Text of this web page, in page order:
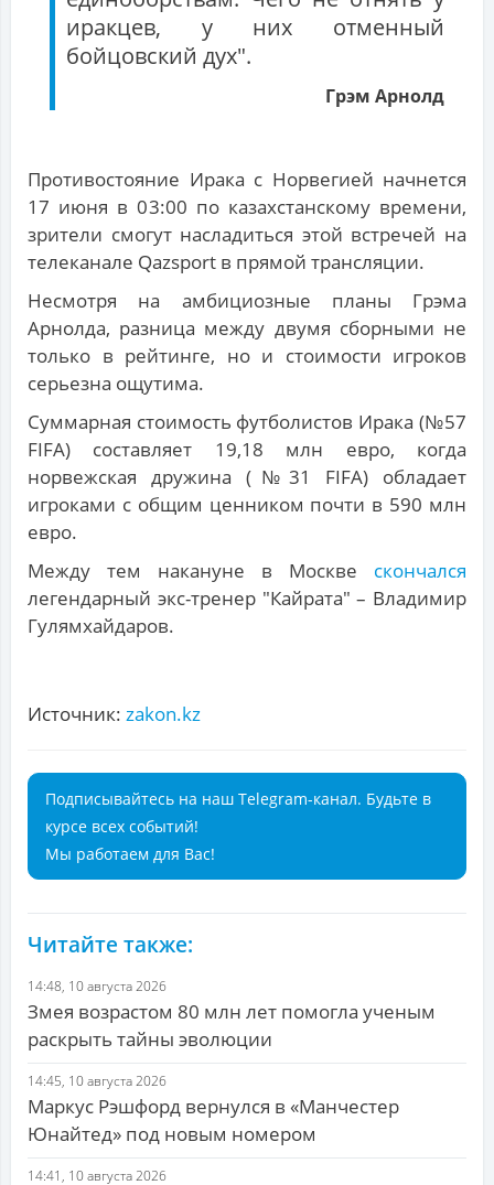
иракцев, у них отменный
бойцовский дух".
Грэм Арнолд
Противостояние Ирака с Норвегией начнется
17 июня в 03:00 по казахстанскому времени,
зрители смогут насладиться этой встречей на
телеканале Qazsport в прямой трансляции.
Несмотря на амбициозные планы Грэма
Арнолда, разница между двумя сборными не
только в рейтинге, но и стоимости игроков
серьезна ощутима.
Суммарная стоимость футболистов Ирака (№57
FIFA) составляет 19,18 млн евро, когда
норвежская дружина (№31 FIFA) обладает
игроками с общим ценником почти в 590 млн
евро.
Между тем накануне в Москве скончался
легендарный экс-тренер "Кайрата" – Владимир
Гулямхайдаров.
Источник: zakon.kz
Подписывайтесь на наш Telegram-канал. Будьте в
курсе всех событий!
Мы работаем для Вас!
Читайте также:
14:48, 10 августа 2026
Змея возрастом 80 млн лет помогла ученым
раскрыть тайны эволюции
14:45, 10 августа 2026
Маркус Рэшфорд вернулся в «Манчестер
Юнайтед» под новым номером
14:41, 10 августа 2026